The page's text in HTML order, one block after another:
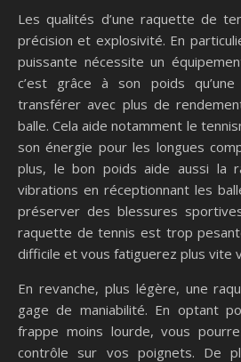
Les qualités d’une raquette de
précision et explosivité. En
puissante nécessite un
c’est grâce à son poids
transférer avec plus de
balle. Cela aide notamment le
son énergie pour les longues
plus, le bon poids aide aussi la
vibrations en réceptionnant les
préserver des blessures
raquette de tennis est trop
difficile et vous fatiguerez plus vite
En revanche, plus légère, une
gage de maniabilité. En optant
frappe moins lourde, vous
contrôle sur vos poignets. De